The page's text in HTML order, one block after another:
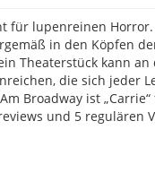
für lupenreinen
in den Köpfen
Theaterstück kann an
die sich jeder
Broadway ist
und 5 regulären